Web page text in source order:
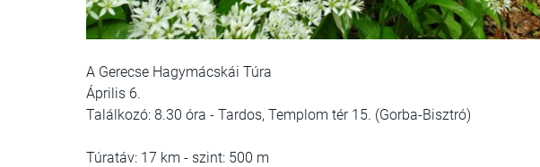
A Gerecse Hagymácskái Túra
Április 6.
Találkozó: 8.30 óra - Tardos, Templom tér 15. (Gorba-Bisztró)
Túratáv: 17 km - szint: 500 m